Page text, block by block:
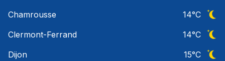
Chamrousse
14°C
Clermont-Ferrand
14°C
Dijon
15°C